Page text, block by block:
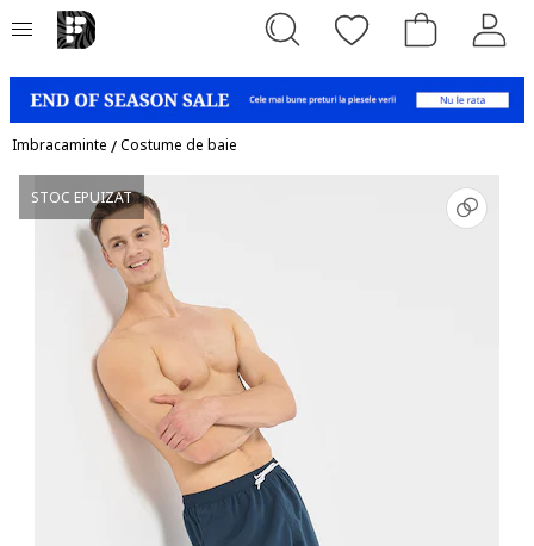
Imbracaminte /Costume de baie
STOC EPUIZAT